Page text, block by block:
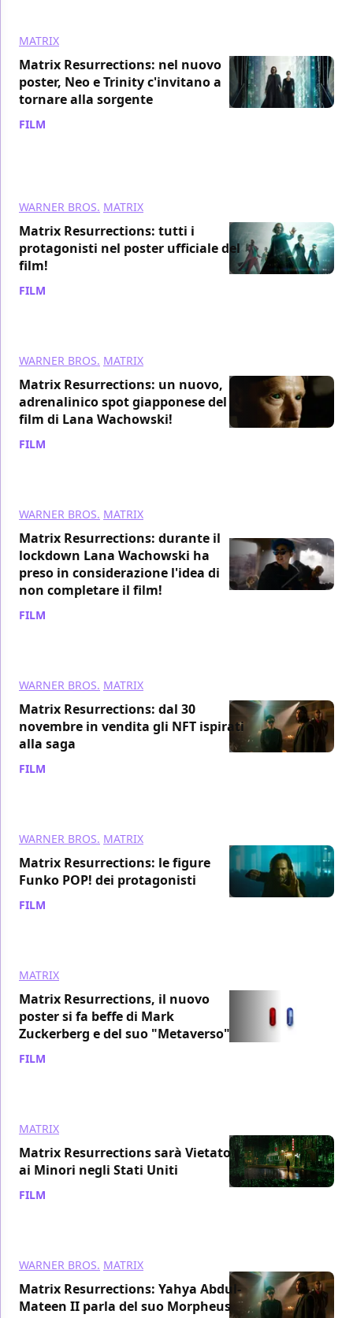
MATRIX
Matrix Resurrections: nel nuovo
poster, Neo e Trinity c'invitano a
tornare alla sorgente
FILM
WARNER BROS. MATRIX
Matrix Resurrections: tutti i
protagonisti nel poster ufficiale del
film!
FILM
WARNER BROS. MATRIX
Matrix Resurrections: un nuovo,
adrenalinico spot giapponese del
film di Lana Wachowski!
FILM
WARNER BROS. MATRIX
Matrix Resurrections: durante il
lockdown Lana Wachowski ha
preso in considerazione l'idea di
non completare il film!
FILM
WARNER BROS. MATRIX
Matrix Resurrections: dal 30
novembre in vendita gli NFT ispirati
alla saga
FILM
WARNER BROS. MATRIX
Matrix Resurrections: le figure
Funko POP! dei protagonisti
FILM
MATRIX
Matrix Resurrections, il nuovo
poster si fa beffe di Mark
Zuckerberg e del suo "Metaverso"
FILM
MATRIX
Matrix Resurrections sarà Vietato
ai Minori negli Stati Uniti
FILM
WARNER BROS. MATRIX
Matrix Resurrections: Yahya Abdul-
Mateen II parla del suo Morpheus